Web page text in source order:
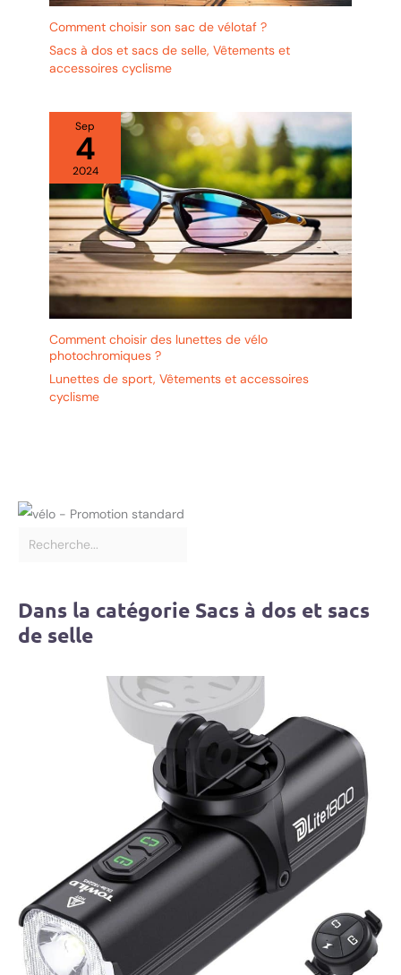
Comment choisir son sac de vélotaf ?
Sacs à dos et sacs de selle, Vêtements et
accessoires cyclisme
Sep
4
2024
Comment choisir des lunettes de vélo
photochromiques ?
Lunettes de sport, Vêtements et accessoires
cyclisme
Dans la catégorie Sacs à dos et sacs
de selle